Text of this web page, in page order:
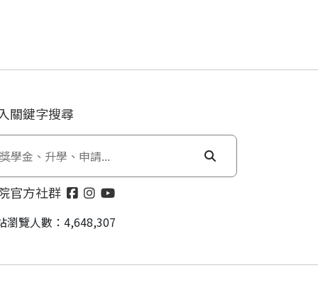
關鍵字搜尋
官方社群
瀏覽人數：4,648,307